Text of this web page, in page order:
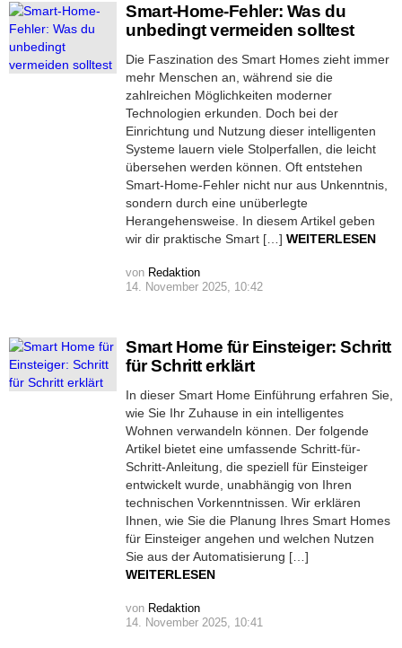
MORE
STORIES
Smart-Home-Fehler: Was du
unbedingt vermeiden solltest
Die Faszination des Smart Homes zieht immer
mehr Menschen an, während sie die
zahlreichen Möglichkeiten moderner
Technologien erkunden. Doch bei der
Einrichtung und Nutzung dieser intelligenten
Systeme lauern viele Stolperfallen, die leicht
übersehen werden können. Oft entstehen
Smart-Home-Fehler nicht nur aus Unkenntnis,
sondern durch eine unüberlegte
Herangehensweise. In diesem Artikel geben
wir dir praktische Smart […] WEITERLESEN
von Redaktion
14. November 2025, 10:42
Smart Home für Einsteiger: Schritt
für Schritt erklärt
In dieser Smart Home Einführung erfahren Sie,
wie Sie Ihr Zuhause in ein intelligentes
Wohnen verwandeln können. Der folgende
Artikel bietet eine umfassende Schritt-für-
Schritt-Anleitung, die speziell für Einsteiger
entwickelt wurde, unabhängig von Ihren
technischen Vorkenntnissen. Wir erklären
Ihnen, wie Sie die Planung Ihres Smart Homes
für Einsteiger angehen und welchen Nutzen
Sie aus der Automatisierung […]
WEITERLESEN
von Redaktion
14. November 2025, 10:41